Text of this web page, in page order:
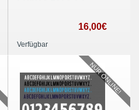
16,00€
Verfügbar
NUR ONLINE!